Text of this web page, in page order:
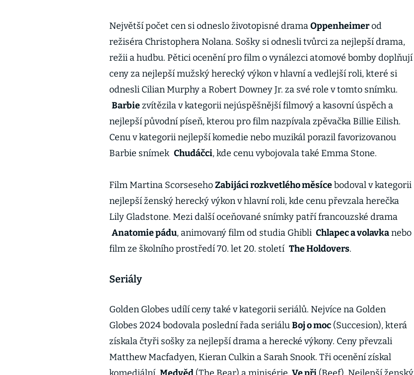
Největší počet cen si odneslo životopisné dramaOppenheimerod
režiséra Christophera Nolana. Sošky si odnesli tvůrci za nejlepší drama,
režii a hudbu. Pětici ocenění pro film o vynálezci atomové bomby doplňují
ceny za nejlepší mužský herecký výkon v hlavní a vedlejší roli, které si
odnesli Cilian Murphy a Robert Downey Jr. za své role v tomto snímku.
Barbiezvítězila v kategorii nejúspěšnější filmový a kasovní úspěch a
nejlepší původní píseň, kterou pro film nazpívala zpěvačka Billie Eilish.
Cenu v kategorii nejlepší komedie nebo muzikál porazil favorizovanou
Barbie snímek Chudáčci, kde cenu vybojovala také Emma Stone.
Film Martina ScorsesehoZabijáci rozkvetlého měsícebodoval v kategorii
nejlepší ženský herecký výkon v hlavní roli, kde cenu převzala herečka
Lily Gladstone. Mezi další oceňované snímky patří francouzské drama
Anatomie pádu, animovaný film od studia Ghibli Chlapec a volavkanebo
film ze školního prostředí 70. let 20. století The Holdovers.
Seriály
Golden Globes udílí ceny také v kategorii seriálů. Nejvíce na Golden
Globes 2024 bodovala poslední řada seriáluBoj o moc (Succesion), která
získala čtyři sošky za nejlepší drama a herecké výkony. Ceny převzali
Matthew Macfadyen, Kieran Culkin a Sarah Snook. Tři ocenění získal